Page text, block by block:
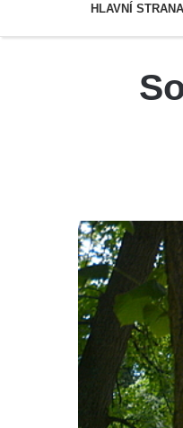
HLAVNÍ STRANA